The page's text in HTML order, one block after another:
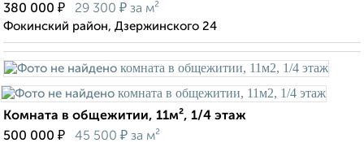
380 000 ₽ 29 300 ₽ за м²
Фокинский район, Дзержинского 24
Комната в общежитии, 11м², 1/4 этаж
500 000 ₽ 45 500 ₽ за м²